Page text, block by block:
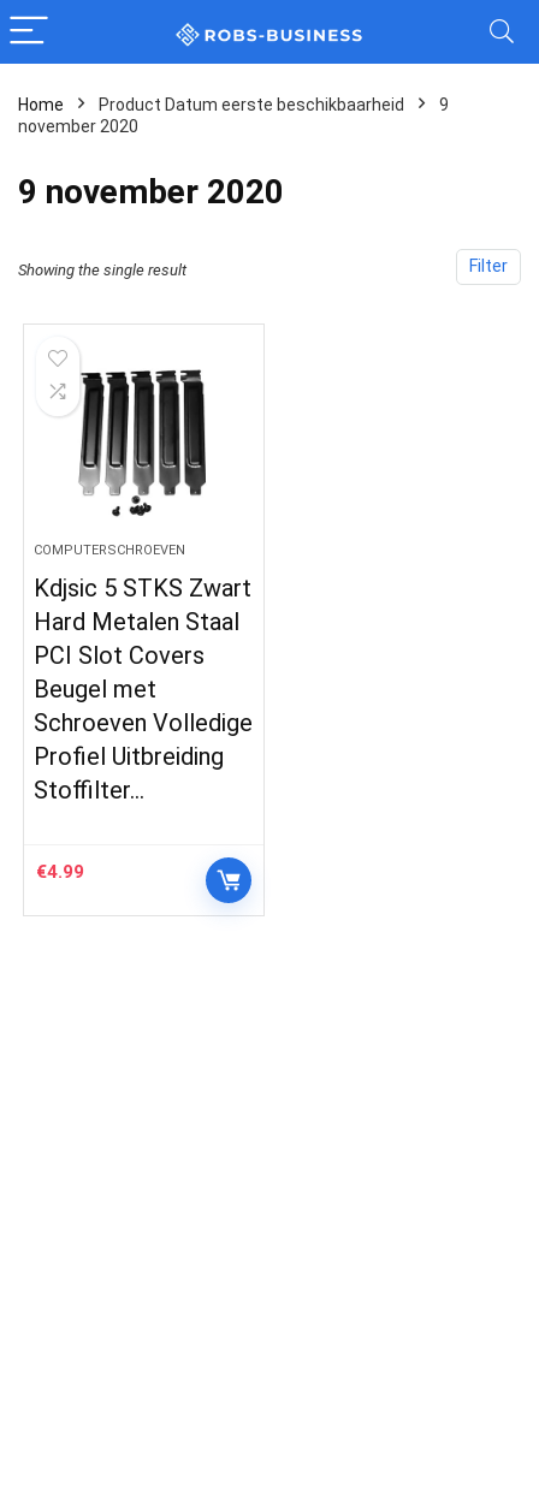
Home Product Datum eerste beschikbaarheid
9
november 2020
9 november 2020
Filter
Showing the single result
COMPUTERSCHROEVEN
Kdjsic 5 STKS Zwart
Hard Metalen Staal
PCI Slot Covers
Beugel met
Schroeven Volledige
Profiel Uitbreiding
Stoffilter…
€4.99